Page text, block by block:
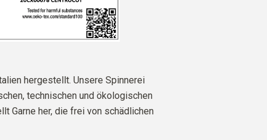
hergestellt. Unsere Spinnerei
technischen und ökologischen
Garne her, die frei von schädlichen